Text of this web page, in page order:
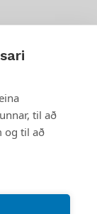
til að
og til að